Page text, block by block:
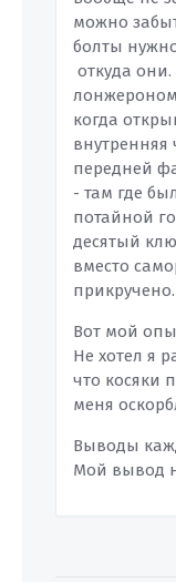
можно
болты
откуда
лонжероном
когда
внутренняя
передней
- там где
потайной
десятый
вместо
прикручено.
Вот мой
Не хотел я
что косяки
меня
Выводы
Мой вывод